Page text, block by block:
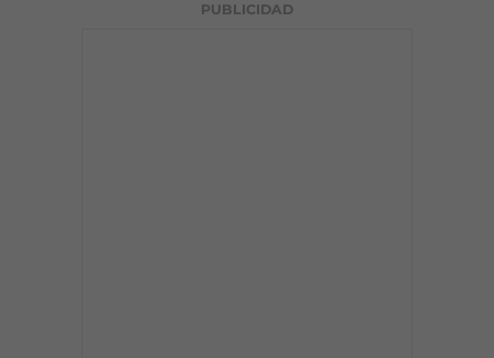
PUBLICIDAD